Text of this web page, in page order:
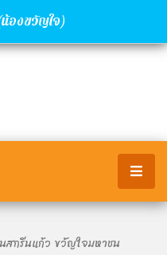
องขวัญใจ)
สกรีนแก้ว ขวัญใจมหาชน